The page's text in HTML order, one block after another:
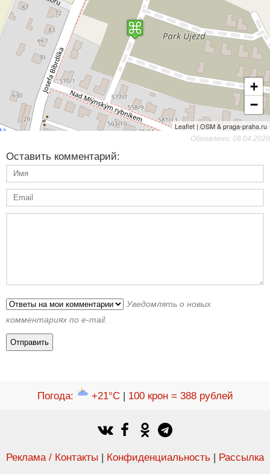
+
−
Leaflet | OSM & praga-praha.ru
Обновлено: 08.04.2020
Оставить комментарий:
Уведомлять о новых
комментариях по e-mail.
Погода: +21°C| 100 крон = 388 рублей
Реклама / Контакты | Конфиденциальность | Рассылка